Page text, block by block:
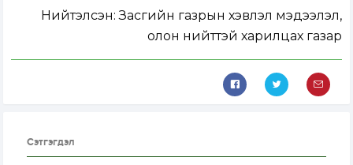
Нийтэлсэн:Засгийн газрын хэвлэл мэдээлэл,
олон нийттэй харилцах газар
Сэтгэгдэл